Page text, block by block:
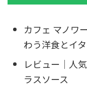
カフェ マノワ
わう洋食とイ
レビュー｜人
ラスソース